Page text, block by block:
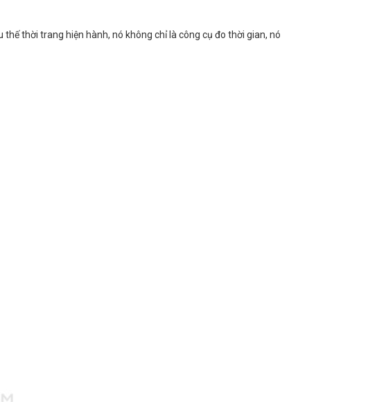
thời trang hiện hành, nó không chỉ là công cụ đo thời gian, nó